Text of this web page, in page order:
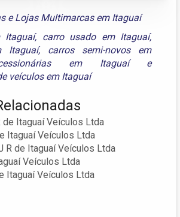
e Lojas Multimarcas em Itaguaí
Itaguaí, carro usado em Itaguaí,
Itaguaí, carros semi-novos em
em Itaguaíe
veículos em Itaguaí
de Itaguaí Veículos Ltda
Itaguaí Veículos Ltda
R de Itaguaí Veículos Ltda
Veículos Ltda
Itaguaí Veículos Ltda